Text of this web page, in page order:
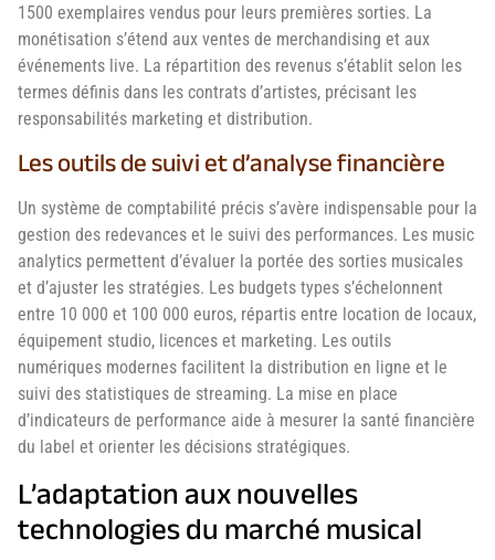
1500 exemplaires vendus pour leurs premières sorties. La
monétisation s’étend aux ventes de merchandising et aux
événements live. La répartition des revenus s’établit selon les
termes définis dans les contrats d’artistes, précisant les
responsabilités marketing et distribution.
Les outils de suivi et d’analyse financière
Un système de comptabilité précis s’avère indispensable pour la
gestion des redevances et le suivi des performances. Les music
analytics permettent d’évaluer la portée des sorties musicales
et d’ajuster les stratégies. Les budgets types s’échelonnent
entre 10 000 et 100 000 euros, répartis entre location de locaux,
équipement studio, licences et marketing. Les outils
numériques modernes facilitent la distribution en ligne et le
suivi des statistiques de streaming. La mise en place
d’indicateurs de performance aide à mesurer la santé financière
du label et orienter les décisions stratégiques.
L’adaptation aux nouvelles
technologies du marché musical